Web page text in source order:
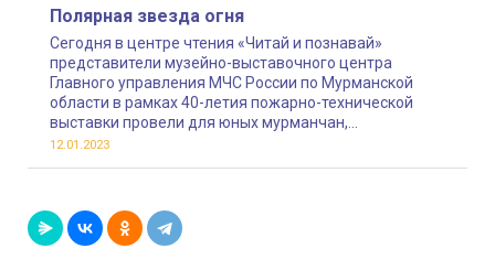
Полярная звезда огня
Сегодня в центре чтения «Читай и познавай»
представители музейно-выставочного центра
Главного управления МЧС России по Мурманской
области в рамках 40-летия пожарно-технической
выставки провели для юных мурманчан,
воспитанников детского сада № 78,
12.01.2023